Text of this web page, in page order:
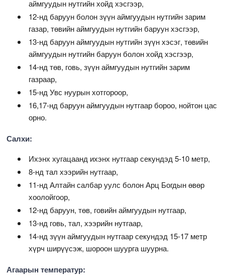
аймгуудын нутгийн хойд хэсгээр,
12-нд баруун болон зүүн аймгуудын нутгийн зарим
газар, төвийн аймгуудын нутгийн баруун хэсгээр,
13-нд баруун аймгуудын нутгийн зүүн хэсэг, төвийн
аймгуудын нутгийн баруун болон хойд хэсгээр,
14-нд төв, говь, зүүн аймгуудын нутгийн зарим
газраар,
15-нд Увс нуурын хотгороор,
16,17-нд баруун аймгуудын нутгаар бороо, нойтон цас
орно.
Салхи:
Ихэнх хугацаанд ихэнх нутгаар секундэд 5-10 метр,
8-нд тал хээрийн нутгаар,
11-нд Алтайн салбар уулс болон Арц Богдын өвөр
хоолойгоор,
12-нд баруун, төв, говийн аймгуудын нутгаар,
13-нд говь, тал, хээрийн нутгаар,
14-нд зүүн аймгуудын нутгаар секундэд 15-17 метр
хүрч ширүүсэж, шороон шуурга шуурна.
Агаарын температур: